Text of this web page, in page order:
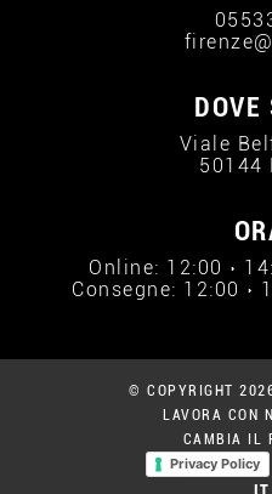
DOVE
Viale
50144
Online: 12:00 ›
Consegne: 12:00 ›
© COPYRIGHT
LAVORA CON
CAMBIA IL
Privacy Policy